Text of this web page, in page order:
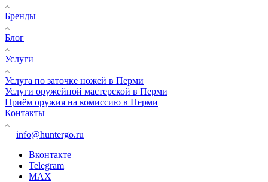
Бренды
Блог
Услуги
Услуга по заточке ножей в Перми
Услуги оружейной мастерской в Перми
Приём оружия на комиссию в Перми
Контакты
info@huntergo.ru
Вконтакте
Telegram
MAX